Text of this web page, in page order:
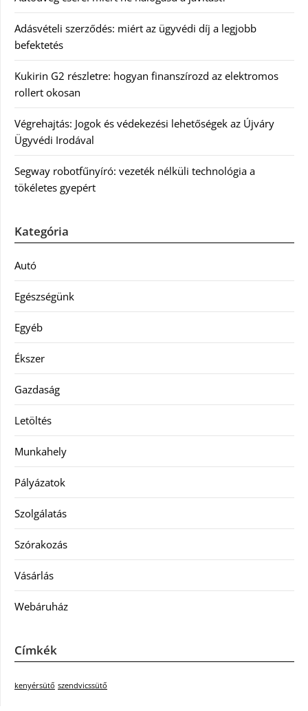
Adásvételi szerződés: miért az ügyvédi díj a legjobb
befektetés
Kukirin G2 részletre: hogyan finanszírozd az elektromos
rollert okosan
Végrehajtás: Jogok és védekezési lehetőségek az Újváry
Ügyvédi Irodával
Segway robotfűnyíró: vezeték nélküli technológia a
tökéletes gyepért
Kategória
Autó
Egészségünk
Egyéb
Ékszer
Gazdaság
Letöltés
Munkahely
Pályázatok
Szolgálatás
Szórakozás
Vásárlás
Webáruház
Címkék
kenyérsütő szendvicssütő